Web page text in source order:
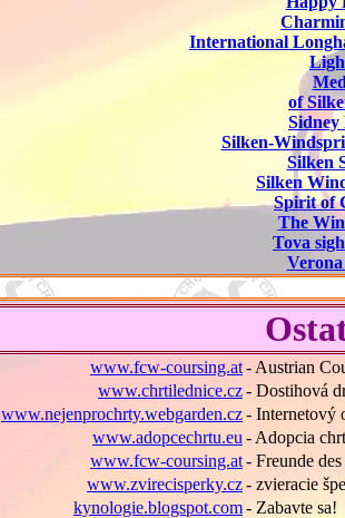
International
of
Silken-
Silken
Silken
Spirit of
The
Tova
www.fcw-coursing.at- Austrian
www.chrtilednice.cz- Dostihová
www.nejenprochrty.webgarden.cz- Internetový
www.adopcechrtu.eu - Adopcia
www.fcw-coursing.at- Freunde
www.zvirecisperky.cz- zvieracie
kynologie.blogspot.com- Zabavte sa!